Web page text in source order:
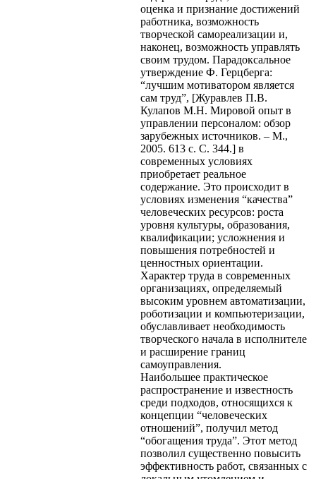
оценка и признание достижений
работника, возможность
творческой самореализации и,
наконец, возможность управлять
своим трудом. Парадоксальное
утверждение Ф. Герцберга:
“лучшим мотиватором является
сам труд”, [Журавлев П.В.
Кулапов М.Н. Мировой опыт в
управлении персоналом: обзор
зарубежных источников. – М.,
2005. 613 с. С. 344.] в
современных условиях
приобретает реальное
содержание. Это происходит в
условиях изменения “качества”
человеческих ресурсов: роста
уровня культуры, образования,
квалификации; усложнения и
повышения потребностей и
ценностных ориентации.
Характер труда в современных
организациях, определяемый
высоким уровнем автоматизации,
роботизации и компьютеризации,
обуславливает необходимость
творческого начала в исполнителе
и расширение границ
самоуправления.
Наибольшее практическое
распространение и известность
среди подходов, относящихся к
концепции “человеческих
отношений”, получил метод
“обогащения труда”. Этот метод
позволил существенно повысить
эффективность работ, связанных с